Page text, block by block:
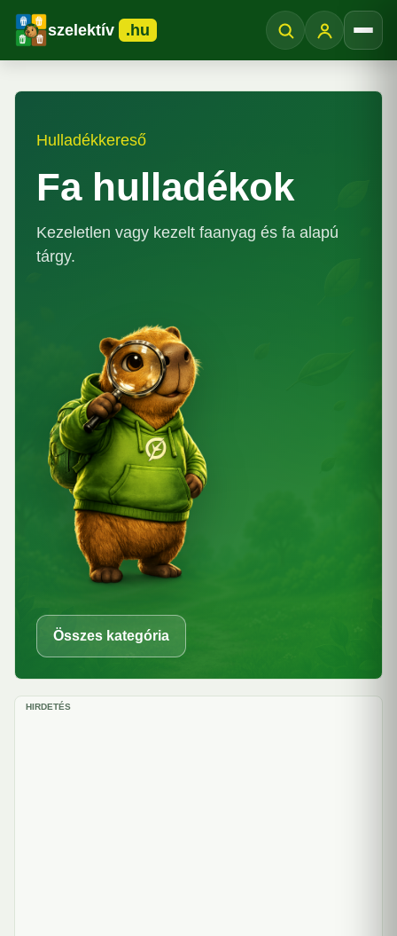
szelektív .hu
Hulladékkereső
Fa hulladékok
Kezeletlen vagy kezelt faanyag és fa alapú
tárgy.
Összes kategória
HIRDETÉS